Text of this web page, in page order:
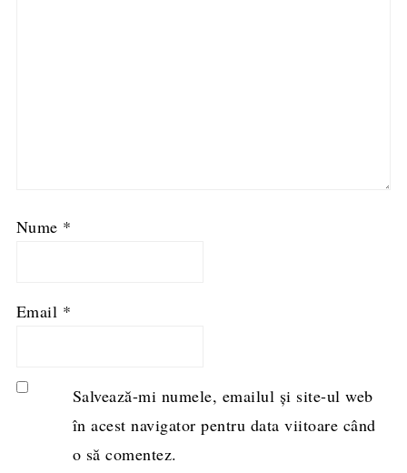
Nume *
Email *
Salvează-mi numele, emailul și site-ul web
în acest navigator pentru data viitoare când
o să comentez.